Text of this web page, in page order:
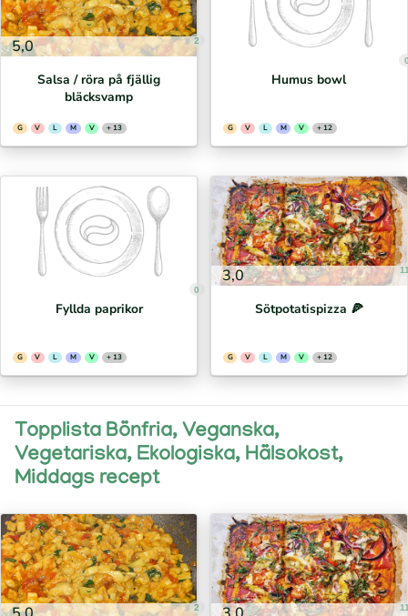
5,0 2
Salsa / röra på fjällig
bläcksvamp
G V L M V + 13
Humus bowl
G V L M V + 12
0
Fyllda paprikor
G V L M V + 13
3,0
Sötpotatispizza 🍕⁣
G V L M V + 12
Topplista Bönfria, Veganska,
Vegetariska, Ekologiska, Hälsokost,
Middags recept
2